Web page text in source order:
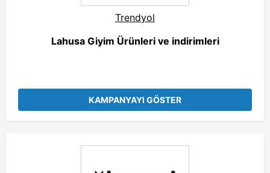
Trendyol
Lahusa Giyim Ürünleri ve indirimleri
KAMPANYAYI GÖSTER